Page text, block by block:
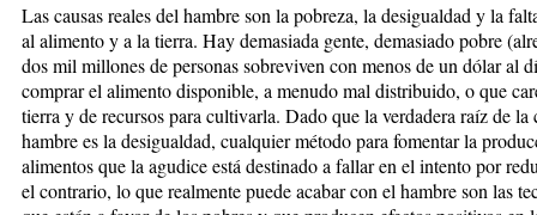
Las causas reales del hambre son la pobreza, la desigualdad y la
al alimento y a la tierra. Hay de­masiada gente, demasiado pobre
dos mil millones de per­­so­nas sobreviven con menos de un dó­lar al
comprar el alimento dis­ponible, a menudo mal distribuido, o que
tierra y de recursos pa­ra cultivarla. Dado que la verdadera raíz de la
hambre es la desi­gual­dad, cualquier método para fo­men­tar la
alimentos que la agu­dice está destinado a fallar en el in­ten­to por
el con­trario, lo que realmente pue­de acabar con el hambre son las